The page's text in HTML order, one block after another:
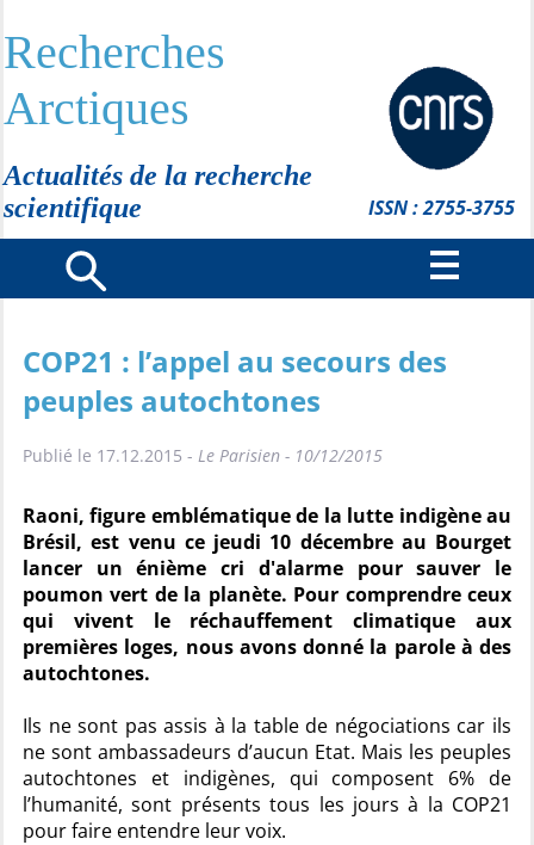
Recherches
Arctiques
Actualités de la recherche
scientifique
ISSN : 2755-3755
COP21 : l’appel au secours des
peuples autochtones
Publié le 17.12.2015 - Le Parisien - 10/12/2015
Raoni, figure emblématique de la lutte indigène au
Brésil, est venu ce jeudi 10 décembre au Bourget
lancer un énième cri d'alarme pour sauver le
poumon vert de la planète. Pour comprendre ceux
qui vivent le réchauffement climatique aux
premières loges, nous avons donné la parole à des
autochtones.
Ils ne sont pas assis à la table de négociations car ils
ne sont ambassadeurs d’aucun Etat. Mais les peuples
autochtones et indigènes, qui composent 6% de
l’humanité, sont présents tous les jours à la COP21
pour faire entendre leur voix.